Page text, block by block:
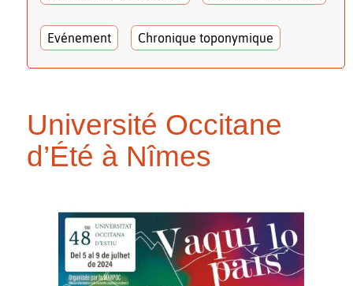
Evénement Chronique toponymique
Université Occitane
d’Été à Nîmes